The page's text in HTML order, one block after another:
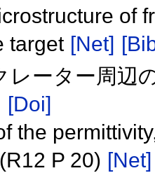
of
target [Net]
レーター周辺
[Doi]
the
P 20) [Net]